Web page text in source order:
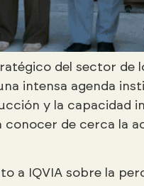
del sector de
intensa agenda
y la capacidad
de cerca la
a IQVIA sobre la